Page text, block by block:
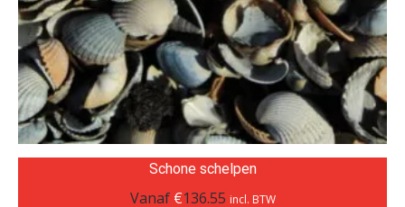
Schone schelpen
Vanaf €136.55 incl. BTW